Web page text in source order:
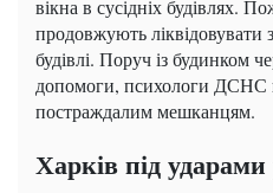
вікна в сусідніх будівлях.
продовжують ліквідовувати
будівлі. Поруч із будинком
допомоги, психологи ДСНС
постраждалим мешканцям.
Харків під